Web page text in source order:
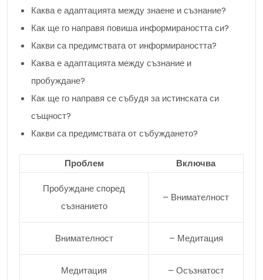
Каква е адаптацията между знаене и съзнание?
Как ще го направя повиша информираността си?
Какви са предимствата от информираността?
Каква е адаптацията между съзнание и
пробуждане?
Как ще го направя се събудя за истинската си
същност?
Какви са предимствата от събуждането?
Проблем Включва
Пробуждане според
съзнанието
– Внимателност
Внимателност – Медитация
Медитация – Осъзнатост